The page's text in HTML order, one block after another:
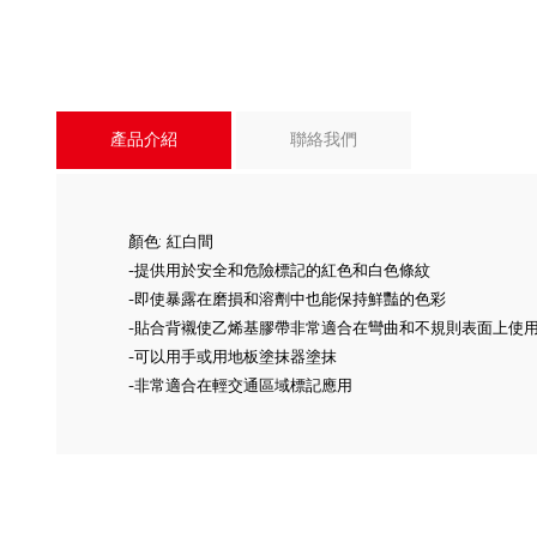
產品介紹 聯絡我們
顏色: 紅白間
-提供用於安全和危險標記的紅色和白色條紋
-即使暴露在磨損和溶劑中也能保持鮮豔的色彩
-貼合背襯使乙烯基膠帶非常適合在彎曲和不規則表面上使
-可以用手或用地板塗抹器塗抹
-非常適合在輕交通區域標記應用